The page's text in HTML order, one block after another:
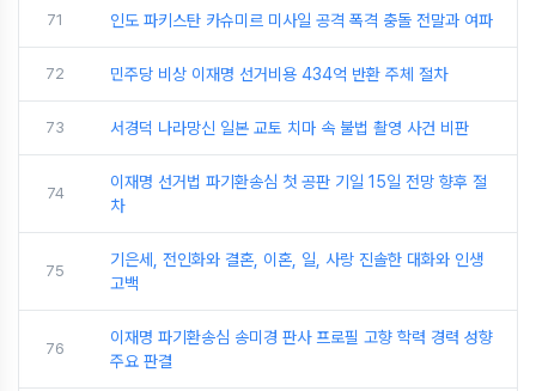
71 인도 파키스탄 카슈미르 미사일 공격 폭격 충돌 전말과 여파
72 민주당 비상 이재명 선거비용 434억 반환 주체 절차
73 서경덕 나라망신 일본 교토 치마 속 불법 촬영 사건 비판
74
이재명 선거법 파기환송심 첫 공판 기일 15일 전망 향후 절
차
75
기은세, 전인화와 결혼, 이혼, 일, 사랑 진솔한 대화와 인생
고백
76
이재명 파기환송심 송미경 판사 프로필 고향 학력 경력 성향
주요 판결